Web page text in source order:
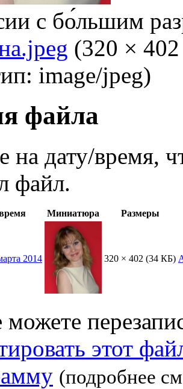
с бо́льшим
(320 ×
image/jpeg)
файла
дату/время,
файл.
Миниатюра Размеры
2014 320 × 402 (34 КБ)
этот
(подробнее